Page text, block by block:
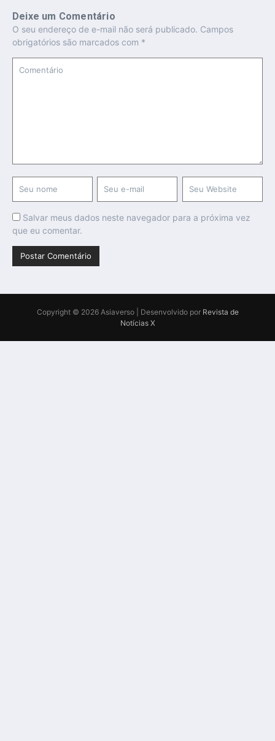
Deixe um Comentário
O seu endereço de e-mail não será publicado. Campos
obrigatórios são marcados com *
Salvar meus dados neste navegador para a próxima vez
que eu comentar.
Copyright © 2026 Asiaverso | Desenvolvido por Revista de
Notícias X